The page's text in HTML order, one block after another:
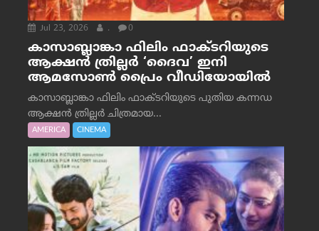
Jul 23, 2026 . 0
കാസാബ്ലാങ്കാ ഫിലിം ഫാക്ടറിയുടെ
ആക്ഷൻ ത്രില്ലർ ‘ദൈവ’ ഇനി
ആമസോൺ പ്രൈം വീഡിയോയിൽ
കാസാബ്ലാങ്കാ ഫിലിം ഫാക്ടറിയുടെ പുതിയ കന്നഡ
ആക്ഷൻ ത്രില്ലർ ചിത്രമായ...
AMERICA CINEMA